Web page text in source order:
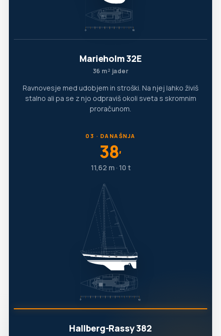
Marieholm 32E
36 m² jader
Ravnovesje med udobjem in stroški. Na njej lahko živiš
stalno ali pa se z njo odpraviš okoli sveta s skromnim
proračunom.
03 · DANAŠNJA
38′
11,62 m · 10 t
Hallberg-Rassy 382